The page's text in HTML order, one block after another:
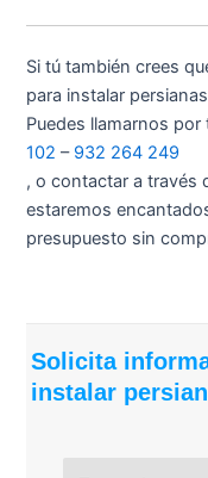
Si tú también crees
para instalar
Puedes llamarnos por
102 – 932 264 249
, o contactar a través
estaremos
presupuesto sin
Solicita
instalar